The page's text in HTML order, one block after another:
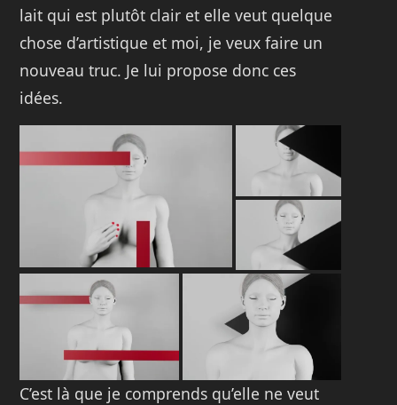
lait qui est plutôt clair et elle veut quelque
chose d’artistique et moi, je veux faire un
nouveau truc. Je lui propose donc ces
idées.
C’est là que je comprends qu’elle ne veut